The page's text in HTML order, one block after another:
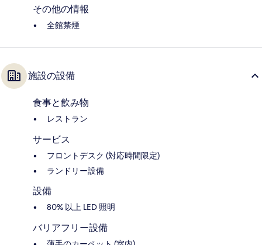
その他の情報
全館禁煙
施設の設備
食事と飲み物
レストラン
サービス
フロントデスク (対応時間限定)
ランドリー設備
設備
80% 以上 LED 照明
バリアフリー設備